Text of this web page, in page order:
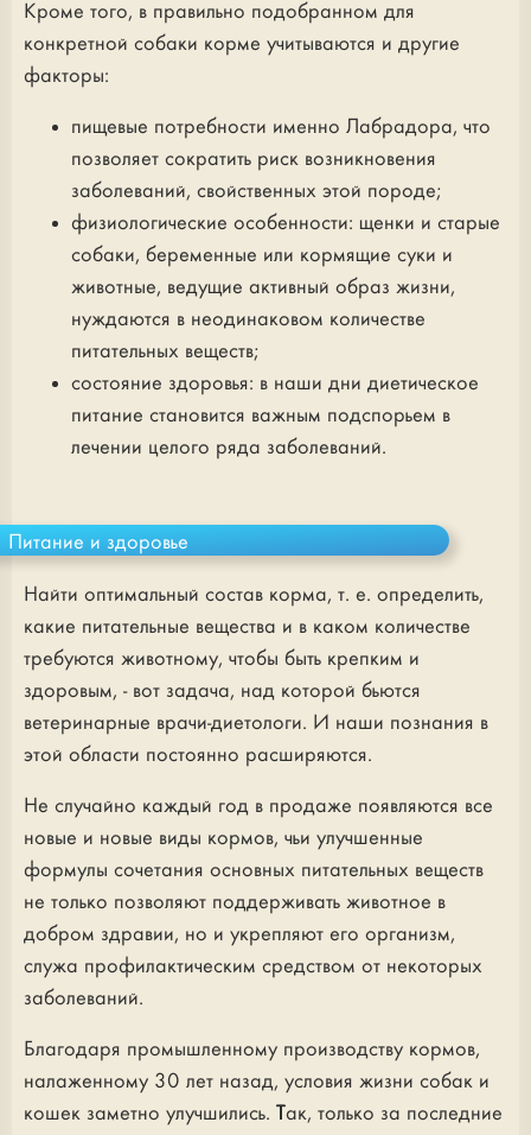
Кроме того, в правильно подобранном для
конкретной собаки корме учитываются и другие
факторы:
пищевые потребности именно Лабрадора, что
позволяет сократить риск возникновения
заболеваний, свойственных этой породе;
физиологические особенности: щенки и старые
собаки, беременные или кормящие суки и
животные, ведущие активный образ жизни,
нуждаются в неодинаковом количестве
питательных веществ;
состояние здоровья: в наши дни диетическое
питание становится важным подспорьем в
лечении целого ряда заболеваний.
Питание и здоровье
Найти оптимальный состав корма, т. е. определить,
какие питательные вещества и в каком количестве
требуются животному, чтобы быть крепким и
здоровым, - вот задача, над которой бьются
ветеринарные врачи-диетологи. И наши познания в
этой области постоянно расширяются.
Не случайно каждый год в продаже появляются все
новые и новые виды кормов, чьи улучшенные
формулы сочетания основных питательных веществ
не только позволяют поддерживать животное в
добром здравии, но и укрепляют его организм,
служа профилактическим средством от некоторых
заболеваний.
Благодаря промышленному производству кормов,
налаженному 30 лет назад, условия жизни собак и
кошек заметно улучшились. Так, только за последние